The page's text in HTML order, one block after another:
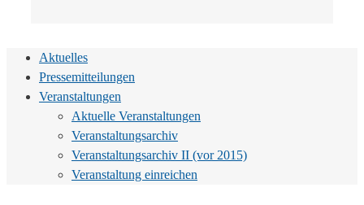
Aktuelles
Pressemitteilungen
Veranstaltungen
Aktuelle Veranstaltungen
Veranstaltungsarchiv
Veranstaltungsarchiv II (vor 2015)
Veranstaltung einreichen